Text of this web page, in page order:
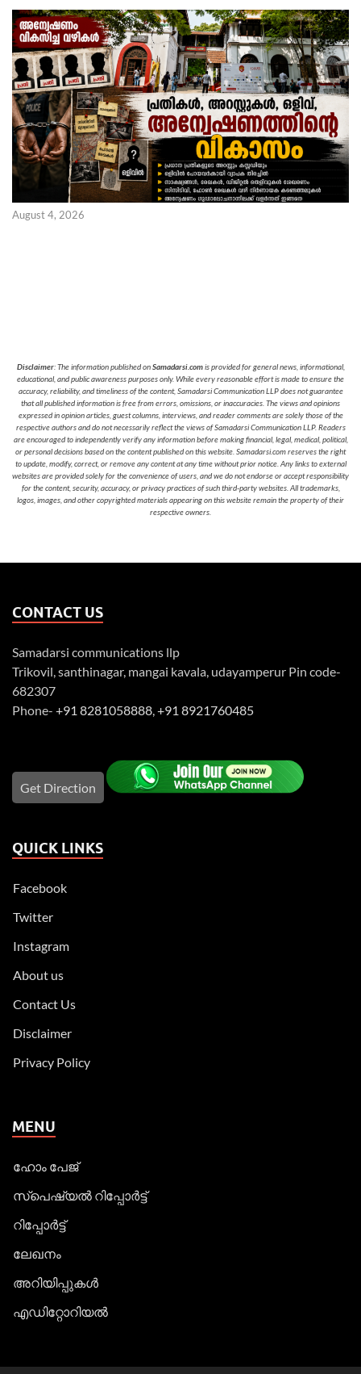
August 4, 2026
Disclaimer: The information published onSamadarsi.comis provided for general news, informational,
educational, and public awareness purposes only. While every reasonable effort is made to ensure the
accuracy, reliability, and timeliness of the content, Samadarsi Communication LLP does not guarantee
that all published information is free from errors, omissions, or inaccuracies. The views and opinions
expressed in opinion articles, guest columns, interviews, and reader comments are solely those of the
respective authors and do not necessarily reflect the views of Samadarsi Communication LLP. Readers
are encouraged to independently verify any information before making financial, legal, medical, political,
or personal decisions based on the content published on this website. Samadarsi.com reserves the right
to update, modify, correct, or remove any content at any time without prior notice. Any links to external
websites are provided solely for the convenience of users, and we do not endorse or accept responsibility
for the content, security, accuracy, or privacy practices of such third-party websites. All trademarks,
logos, images, and other copyrighted materials appearing on this website remain the property of their
respective owners.
CONTACT US
Samadarsi communications llp
Trikovil, santhinagar, mangai kavala, udayamperur Pin code-
682307
Phone- +91 8281058888,+91 8921760485
Get Direction
QUICK LINKS
Facebook
Twitter
Instagram
About us
Contact Us
Disclaimer
Privacy Policy
MENU
ഹോം പേജ്
സ്പെഷ്യൽ റിപ്പോര്‍ട്ട്
റിപ്പോര്‍ട്ട്
ലേഖനം
അറിയിപ്പുകള്‍
എഡിറ്റോറിയല്‍